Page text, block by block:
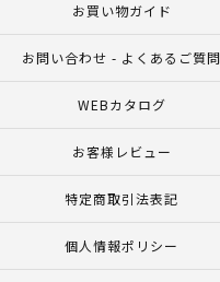
お買い物ガイド
お問い合わせ - よくあるご質問
WEBカタログ
お客様レビュー
特定商取引法表記
個人情報ポリシー